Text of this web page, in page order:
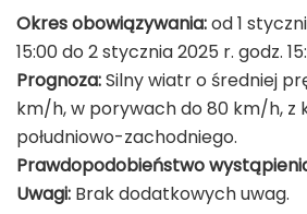
Okres obowiązywania:od 1
15:00 do 2 stycznia 2025 r. godz.
Prognoza:Silny wiatr o średniej
km/h, w porywach do 80 km/h, z
południowo-zachodniego.
Prawdopodobieństwo
Uwagi: Brak dodatkowych uwag.